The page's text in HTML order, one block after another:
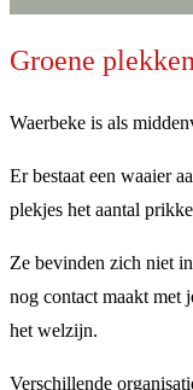
Groene
Waerbeke is als
Er bestaat een waaier
plekjes het aantal
Ze bevinden zich niet
nog contact maakt met
het welzijn.
Verschillende